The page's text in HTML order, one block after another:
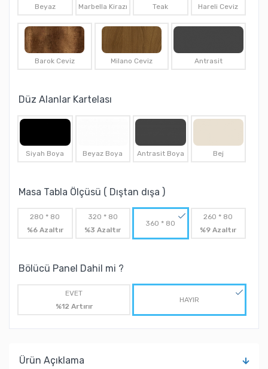
Beyaz Marbella Kirazı Teak Hareli Ceviz
Barok Ceviz Milano Ceviz Antrasit
Düz Alanlar Kartelası
Siyah Boya Beyaz Boya Antrasit Boya Bej
Masa Tabla Ölçüsü ( Dıştan dışa )
280 * 80
%6 Azaltır
320 * 80
%3 Azaltır
360 * 80
260 * 80
%9 Azaltır
Bölücü Panel Dahil mi ?
EVET
%12 Artırır
HAYIR
Ürün Açıklama